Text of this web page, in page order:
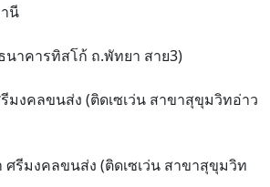
นี
นาคารทิสโก้ ถ.พัทยา สาย3)
มงคลขนส่ง (ติดเซเว่น สาขาสุขุมวิทอ่าว
ศรีมงคลขนส่ง (ติดเซเว่น สาขาสุขุมวิท